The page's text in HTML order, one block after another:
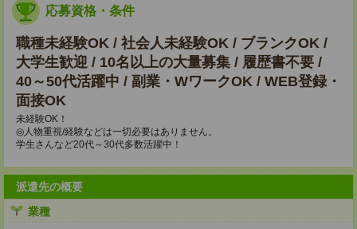
応募資格・条件
職種未経験OK / 社会人未経験OK / ブランクOK /
大学生歓迎 / 10名以上の大量募集 / 履歴書不要 /
40～50代活躍中 / 副業・WワークOK / WEB登録・
面接OK
未経験OK！
◎人物重視/経験などは一切必要はありません。
学生さんなど20代～30代多数活躍中！
派遣先の概要
業種